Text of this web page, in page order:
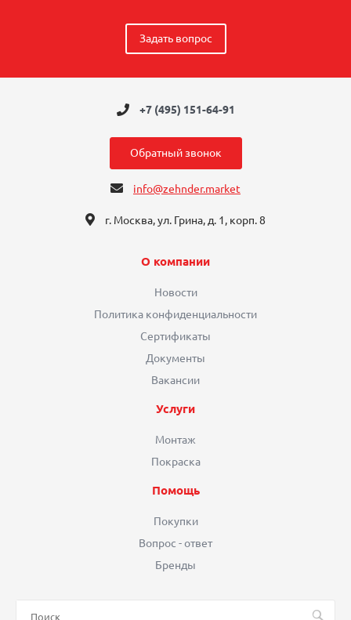
Задать вопрос
+7 (495) 151-64-91
Обратный звонок
info@zehnder.market
г. Москва, ул. Грина, д. 1, корп. 8
О компании
Новости
Политика конфиденциальности
Сертификаты
Документы
Вакансии
Услуги
Монтаж
Покраска
Помощь
Покупки
Вопрос - ответ
Бренды